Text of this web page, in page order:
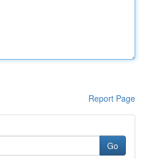
Report Page
Go